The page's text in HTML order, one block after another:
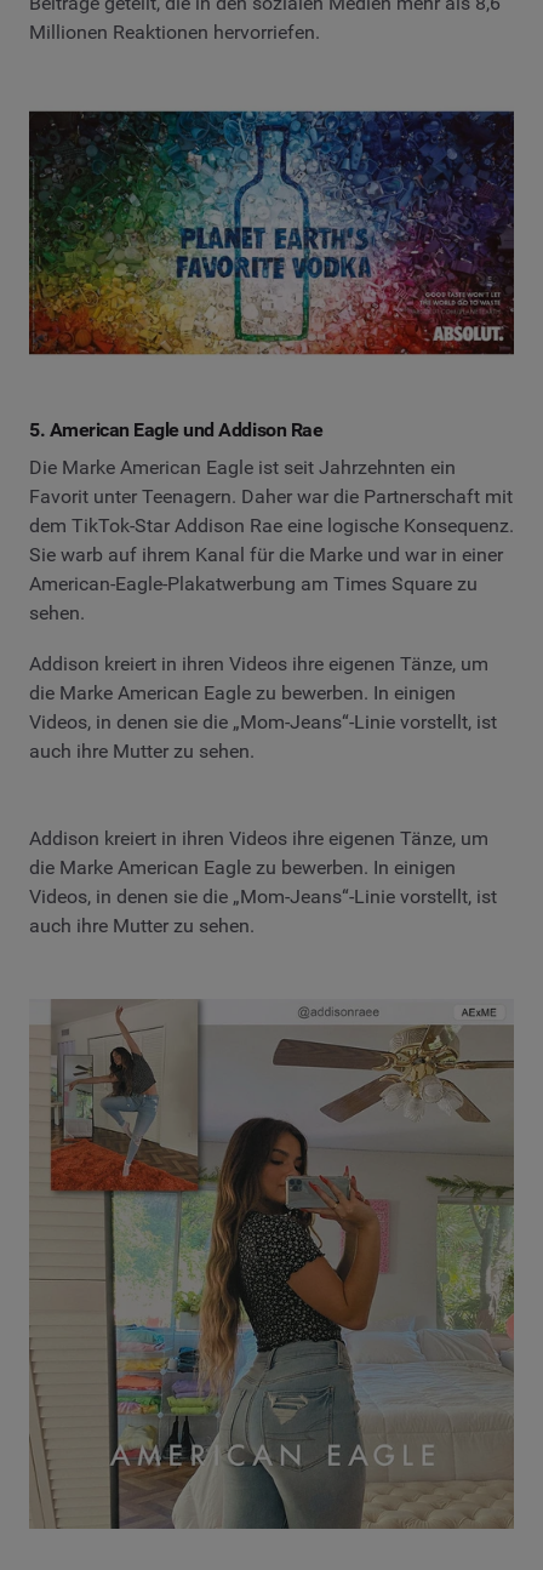
Millionen Reaktionen hervorriefen.
5. American Eagle und Addison Rae
Die Marke American Eagle ist seit Jahrzehnten ein
Favorit unter Teenagern. Daher war die Partnerschaft mit
dem TikTok-Star Addison Rae eine logische Konsequenz.
Sie warb auf ihrem Kanal für die Marke und war in einer
American-Eagle-Plakatwerbung am Times Square zu
sehen.
Addison kreiert in ihren Videos ihre eigenen Tänze, um
die Marke American Eagle zu bewerben. In einigen
Videos, in denen sie die „Mom-Jeans“-Linie vorstellt, ist
auch ihre Mutter zu sehen.
Addison kreiert in ihren Videos ihre eigenen Tänze, um
die Marke American Eagle zu bewerben. In einigen
Videos, in denen sie die „Mom-Jeans“-Linie vorstellt, ist
auch ihre Mutter zu sehen.